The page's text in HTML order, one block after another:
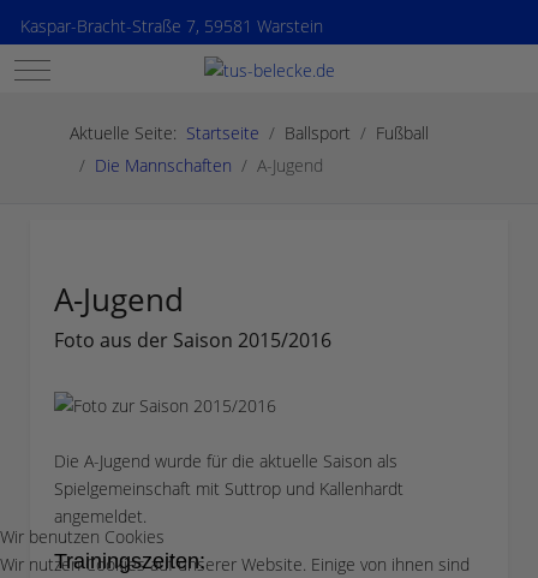
Kaspar-Bracht-Straße 7, 59581 Warstein
Mobile Menu Toggle
Aktuelle Seite: Startseite Ballsport
Fußball
Die Mannschaften
A-Jugend
A-Jugend
Foto aus der Saison 2015/2016
Die A-Jugend wurde für die aktuelle Saison als
Spielgemeinschaft mit Suttrop und Kallenhardt
angemeldet.
Trainingszeiten:
Wir benutzen Cookies
Wir nutzen Cookies auf unserer Website. Einige von ihnen sind